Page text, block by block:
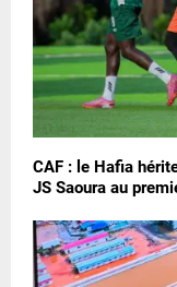
CAF : le Hafia
JS Saoura au